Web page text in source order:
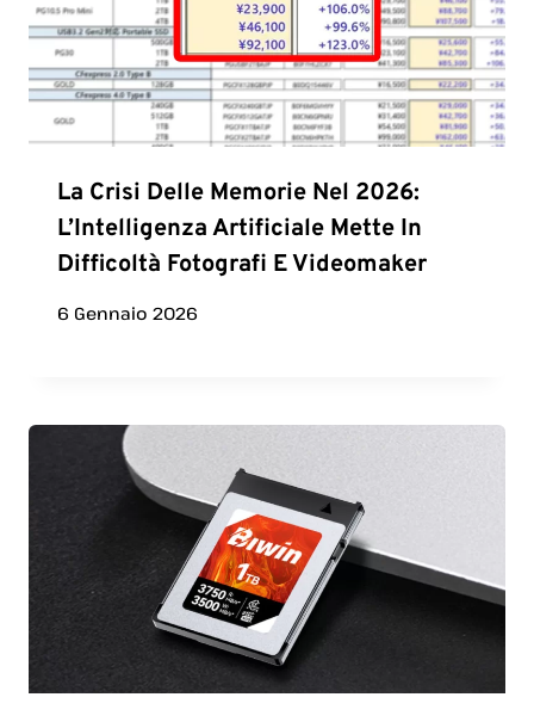
La Crisi Delle Memorie Nel 2026:
L’Intelligenza Artificiale Mette In
Difficoltà Fotografi E Videomaker
6 Gennaio 2026